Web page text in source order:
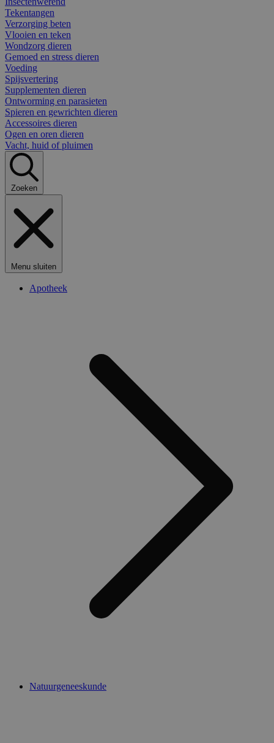
Tekentangen
Verzorging beten
Vlooien en teken
Wondzorg dieren
Gemoed en stress dieren
Voeding
Spijsvertering
Supplementen dieren
Ontworming en parasieten
Spieren en gewrichten dieren
Accessoires dieren
Ogen en oren dieren
Vacht, huid of pluimen
Zoeken
Menu sluiten
Apotheek
Natuurgeneeskunde